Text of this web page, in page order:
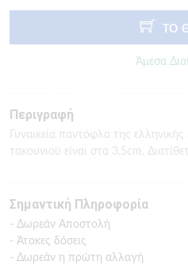
ΤΟ
Άμεσα
Περιγραφή
Γυναικεία παντόφλα της
τακουνιού είναι στα 3,5cm.
Σημαντική Πληροφορία
- Δωρεάν Αποστολή
- Άτοκες δόσεις
- Δωρεάν η πρώτη αλλαγή